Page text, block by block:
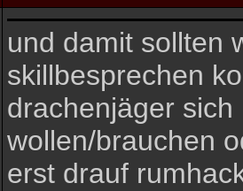
und damit sollten
skillbesprechen
drachenjäger
wollen/brauchen
erst drauf